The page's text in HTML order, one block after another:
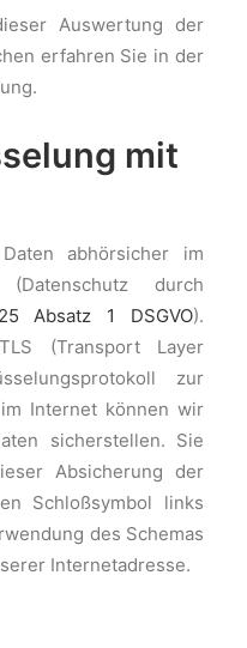
Auswertung der
erfahren Sie in der
mit
abhörsicher im
durch
Absatz 1 DSGVO).
(Transport Layer
zur
Internet können wir
sicherstellen. Sie
Absicherung der
Schloßsymbol links
des Schemas
Internetadresse.